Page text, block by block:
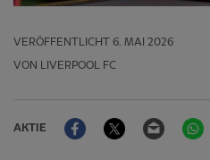
VERÖFFENTLICHT
6. MAI 2026
VON LIVERPOOL FC
AKTIE
FacebookTwitter Email